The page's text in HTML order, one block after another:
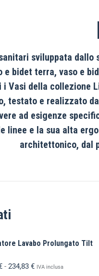
sviluppata dallo
e bidet terra, vaso e
Vasi della collezione
testato e realizzato
ad esigenze
linee e la sua alta
architettonico, dal
Lavabo Prolungato Tilt
- 234,83 € IVA inclusa